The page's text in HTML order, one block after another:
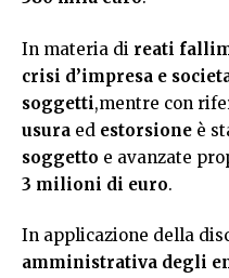
In materia di reati
crisi d’impresa e
soggetti,mentre con
usura ed estorsione è
soggetto e avanzate
3 milioni di euro.
In applicazione della
amministrativa degli